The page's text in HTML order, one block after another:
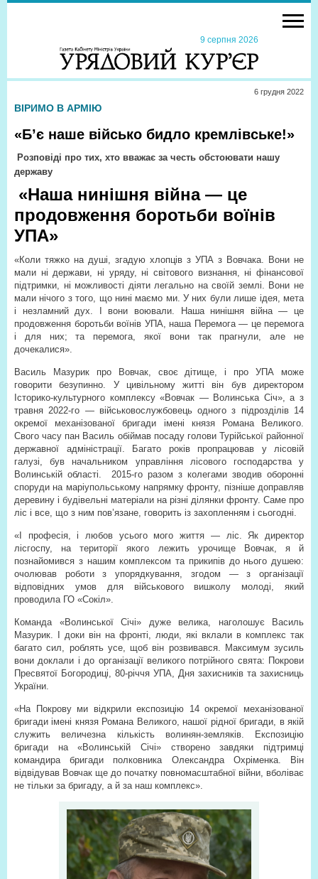
9 серпня 2026
6 грудня 2022
ВІРИМО В АРМІЮ
«Б’є наше військо бидло кремлівське!»
Розповіді про тих, хто вважає за честь обстоювати нашу
державу
«Наша нинішня війна — це
продовження боротьби воїнів
УПА»
«Коли тяжко на душі, згадую хлопців з УПА з Вовчака. Вони не
мали ні держави, ні уряду, ні світового визнання, ні фінансової
підтримки, ні можливості діяти легально на своїй землі. Вони не
мали нічого з того, що нині маємо ми. У них були лише ідея, мета
і незламний дух. І вони воювали. Наша нинішня війна — це
продовження боротьби воїнів УПА, наша Перемога — це перемога
і для них; та перемога, якої вони так прагнули, але не
дочекалися».
Василь Мазурик про Вовчак, своє дітище, і про УПА може
говорити безупинно. У цивільному житті він був директором
Історико-культурного комплексу «Вовчак — Волинська Січ», а з
травня 2022-го — військовослужбовець одного з підрозділів 14
окремої механізованої бригади імені князя Романа Великого.
Свого часу пан Василь обіймав посаду голови Турійської районної
державної адміністрації. Багато років пропрацював у лісовій
галузі, був начальником управління лісового господарства у
Волинській області.
2015-го разом з колегами зводив оборонні
споруди на маріупольському напрямку фронту, пізніше доправляв
деревину і будівельні матеріали на різні ділянки фронту. Саме про
ліс і все, що з ним пов’язане, говорить із захопленням і сьогодні.
«І професія, і любов усього мого життя — ліс. Як директор
лісгоспу, на території якого лежить урочище Вовчак, я й
познайомився з нашим комплексом та прикипів до нього душею:
очолював роботи з упорядкування, згодом — з організації
відповідних умов для військового вишколу молоді, який
проводила ГО «Сокіл».
Команда «Волинської Січі» дуже велика, наголошує Василь
Мазурик. І доки він на фронті, люди, які вклали в комплекс так
багато сил, роблять усе, щоб він розвивався. Максимум зусиль
вони доклали і до організації великого потрійного свята: Покрови
Пресвятої Богородиці, 80-річчя УПА, Дня захисників та захисниць
України.
«На Покрову ми відкрили експозицію 14 окремої механізованої
бригади імені князя Романа Великого, нашої рідної бригади, в якій
служить величезна кількість волинян-земляків. Експозицію
бригади на «Волинській Січі» створено завдяки підтримці
командира бригади полковника Олександра Охріменка. Він
відвідував Вовчак ще до початку повномасштабної війни, вболіває
не тільки за бригаду, а й за наш комплекс».